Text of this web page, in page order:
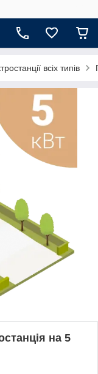
всіх типів
на 5